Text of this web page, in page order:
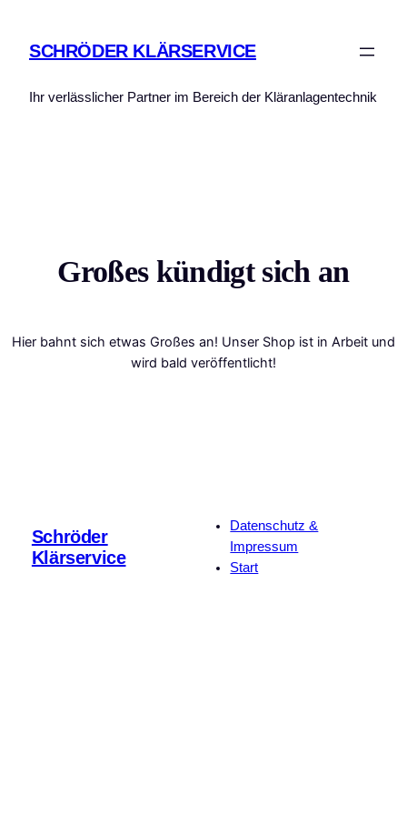
SCHRÖDER KLÄRSERVICE
Ihr verlässlicher Partner im Bereich der Kläranlagentechnik
Großes kündigt sich an
Hier bahnt sich etwas Großes an! Unser Shop ist in Arbeit und
wird bald veröffentlicht!
Schröder
Klärservice
Datenschutz &
Impressum
Start